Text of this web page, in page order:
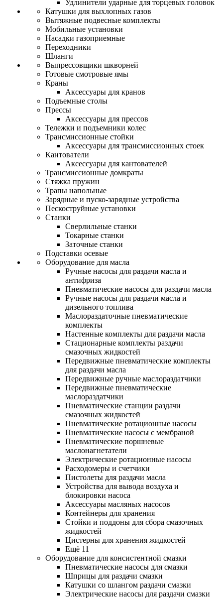
Удлинители ударные для торцевых головок
Катушки для выхлопных газов
Вытяжные подвесные комплекты
Мобильные установки
Насадки газоприемные
Переходники
Шланги
Выпрессовщики шкворней
Готовые смотровые ямы
Краны
Аксессуары для кранов
Подъемные столы
Прессы
Аксессуары для прессов
Тележки и подъемники колес
Трансмиссионные стойки
Аксессуары для трансмиссионных стоек
Кантователи
Аксессуары для кантователей
Трансмиссионные домкраты
Стяжка пружин
Трапы напольные
Зарядные и пуско-зарядные устройства
Пескоструйные установки
Станки
Сверлильные станки
Токарные станки
Заточные станки
Подставки осевые
Оборудование для масла
Ручные насосы для раздачи масла и
антифриза
Пневматические насосы для раздачи масла
Ручные насосы для раздачи масла и
дизельного топлива
Маслораздаточные пневматические
комплекты
Настенные комплекты для раздачи масла
Стационарные комплекты раздачи
смазочных жидкостей
Передвижные пневматические комплекты
для раздачи масла
Передвижные ручные маслораздатчики
Передвижные пневматические
маслораздатчики
Пневматические станции раздачи
смазочных жидкостей
Пневматические ротационные насосы
Пневматические насосы с мембраной
Пневматические поршневые
маслонагнетатели
Электрические ротационные насосы
Расходомеры и счетчики
Пистолеты для раздачи масла
Устройства для вывода воздуха и
блокировки насоса
Аксессуары масляных насосов
Контейнеры для хранения
Стойки и поддоны для сбора смазочных
жидкостей
Цистерны для хранения жидкостей
Ещё 11
Оборудование для консистентной смазки
Пневматические насосы для смазки
Шприцы для раздачи смазки
Катушки со шлангом раздачи смазки
Электрические насосы для раздачи смазки